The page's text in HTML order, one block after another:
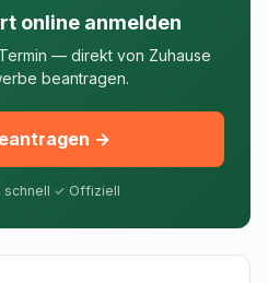
online anmelden
— direkt von Zuhause
beantragen.
→
schnell ✓ Offiziell